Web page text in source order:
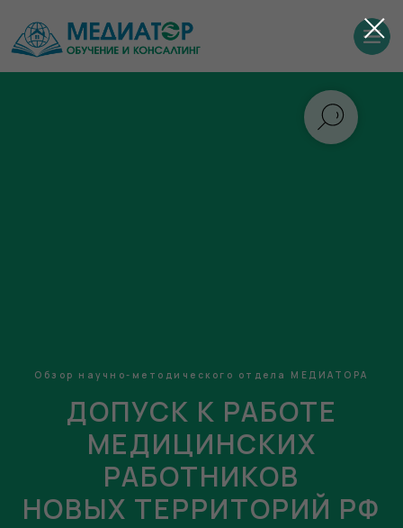
Обзор научно-методического отдела МЕДИАТОРА
ДОПУСК К РАБОТЕ
МЕДИЦИНСКИХ
РАБОТНИКОВ
НОВЫХ ТЕРРИТОРИЙ РФ